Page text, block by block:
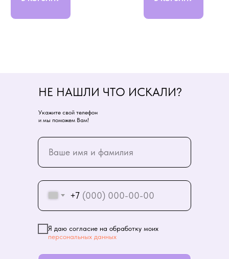
+7
Я даю согласие на обработку моих
персональных данных
НЕ НАШЛИ ЧТО ИСКАЛИ?
Укажите свой телефон
и мы поможем Вам!